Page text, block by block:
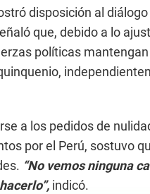
disposición al
que, debido a lo
políticas
a los pedidos de
por el Perú, sostuvo
“No vemos ninguna
indicó.